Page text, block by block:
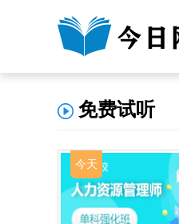
免费试听
今天